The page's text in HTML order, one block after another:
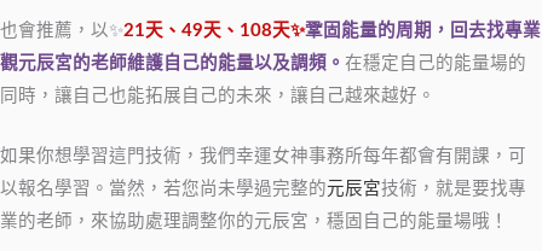
也會推薦，以✨21天、49天、108天✨鞏固能量的周期，回去找專業
觀元辰宮的老師維護自己的能量以及調頻。 在穩定自己的能量場的
同時，讓自己也能拓展自己的未來，讓自己越來越好。
如果你想學習這門技術，我們幸運女神事務所每年都會有開課，可
以報名學習。當然，若您尚未學過完整的元辰宮技術，就是要找專
業的老師，來協助處理調整你的元辰宮，穩固自己的能量場哦！